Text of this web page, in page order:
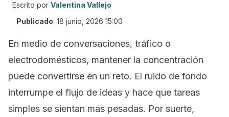
Escrito por Valentina Vallejo
Publicado: 18 junio, 2026 15:00
En medio de conversaciones, tráfico o
electrodomésticos, mantener la concentración
puede convertirse en un reto. El ruido de fondo
interrumpe el flujo de ideas y hace que tareas
simples se sientan más pesadas. Por suerte,